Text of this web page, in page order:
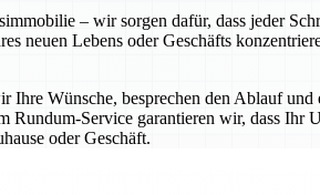
– wir sorgen dafür, dass jeder
neuen Lebens oder Geschäfts
Wünsche, besprechen den Ablauf
Rundum-Service garantieren wir, dass
oder Geschäft.